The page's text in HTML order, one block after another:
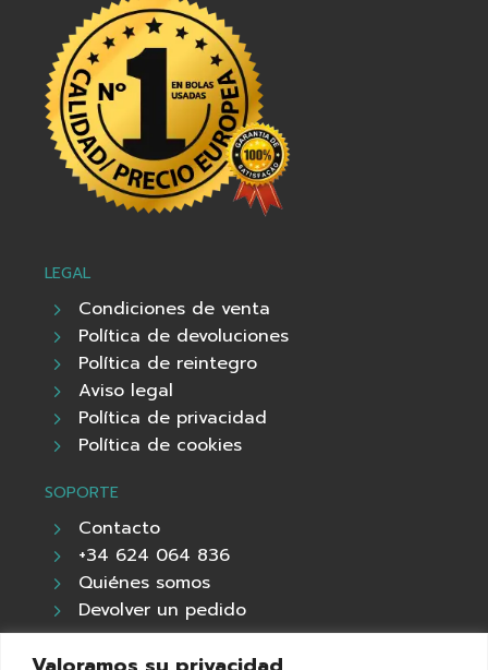
LEGAL
Condiciones de venta
Política de devoluciones
Política de reintegro
Aviso legal
Política de privacidad
Política de cookies
SOPORTE
Contacto
+34 624 064 836
Quiénes somos
Devolver un pedido
CLIENTES